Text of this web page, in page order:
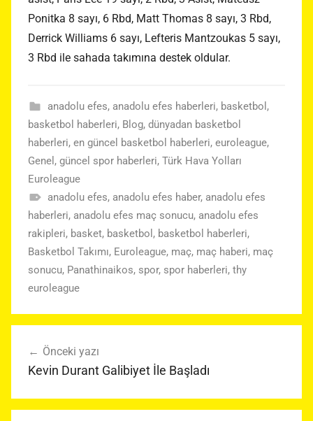
Ponitka 8 sayı, 6 Rbd, Matt Thomas 8 sayı, 3 Rbd,
Derrick Williams 6 sayı, Lefteris Mantzoukas 5 sayı,
3 Rbd ile sahada takımına destek oldular.
anadolu efes, anadolu efes haberleri, basketbol ,
basketbol haberleri, Blog, dünyadan basketbol
haberleri, en güncel basketbol haberleri, euroleague,
Genel , güncel spor haberleri, Türk Hava Yolları
Euroleague
anadolu efes, anadolu efes haber, anadolu efes
haberleri, anadolu efes maç sonucu, anadolu efes
rakipleri, basket, basketbol , basketbol haberleri,
Basketbol Takımı, Euroleague, maç, maç haberi, maç
sonucu, Panathinaikos, spor, spor haberleri, thy
euroleague
gezinmesi
Önceki yazı
Kevin Durant Galibiyet İle Başladı